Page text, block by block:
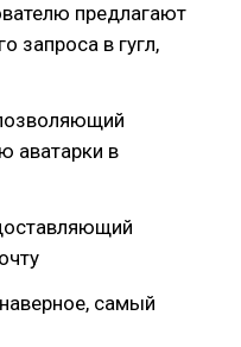
предлагают
запроса в гугл,
аватарки в
самый